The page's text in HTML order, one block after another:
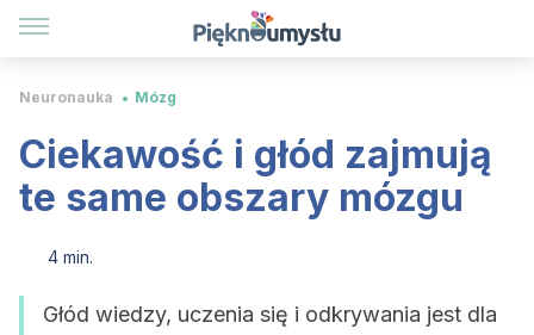
Neuronauka Mózg
Ciekawość i głód zajmują
te same obszary mózgu
4 min.
Głód wiedzy, uczenia się i odkrywania jest dla